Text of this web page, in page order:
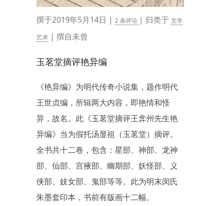
撰于2019年5月14日 | 2 条评论 | 归类于 文学
艺术 | 撰自未曾
玉茗堂摘评艳异编
《艳异编》为明代传奇小说集，题作明代
王世贞编，所辑两大内容，即艳情和怪
异，故名。此《玉茗堂摘评王弇州先生艳
异编》当为假托汤显祖（玉茗堂）摘评。
全书共十二卷，包含：星部、神部、龙神
部、仙部、宫掖部、幽期部、妖怪部、义
侠部、妓女部、鬼部等等。此为明末闵氏
朱墨套印本，书前有版画十二幅。